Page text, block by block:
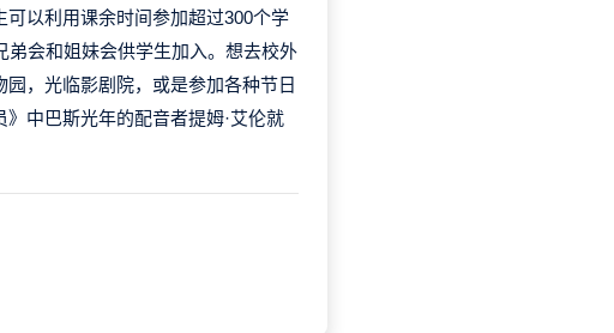
以利用课余时间参加超过300个学
弟会和姐妹会供学生加入。想去校外
，光临影剧院，或是参加各种节日
中巴斯光年的配音者提姆·艾伦就